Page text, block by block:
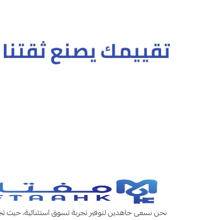
نحن نسعى جاهدين لتوفير تجربة تسوق استثنائية، حيث